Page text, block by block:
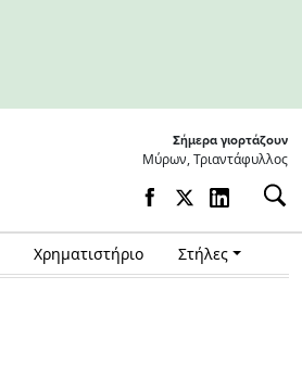
Σήμερα γιορτάζουν
Μύρων, Τριαντάφυλλος
Χρηματιστήριο Στήλες